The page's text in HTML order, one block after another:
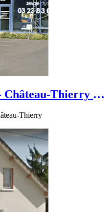
Château-Thierry -
Thierry